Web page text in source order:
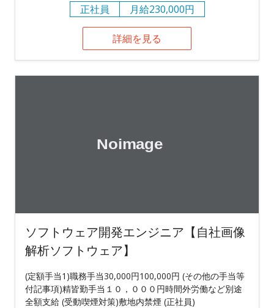
正社員
月給230,000円
詳細を見る
ソフトウェア開発エンジニア【自社画像
解析ソフトウェア】
(定額手当1)職務手当30,000円100,000円 (その他の手当等
付記事項)精皆勤手当１０，０００円時間外労働など別途
全額支給 (受動喫煙対策)敷地内禁煙 (正社員)